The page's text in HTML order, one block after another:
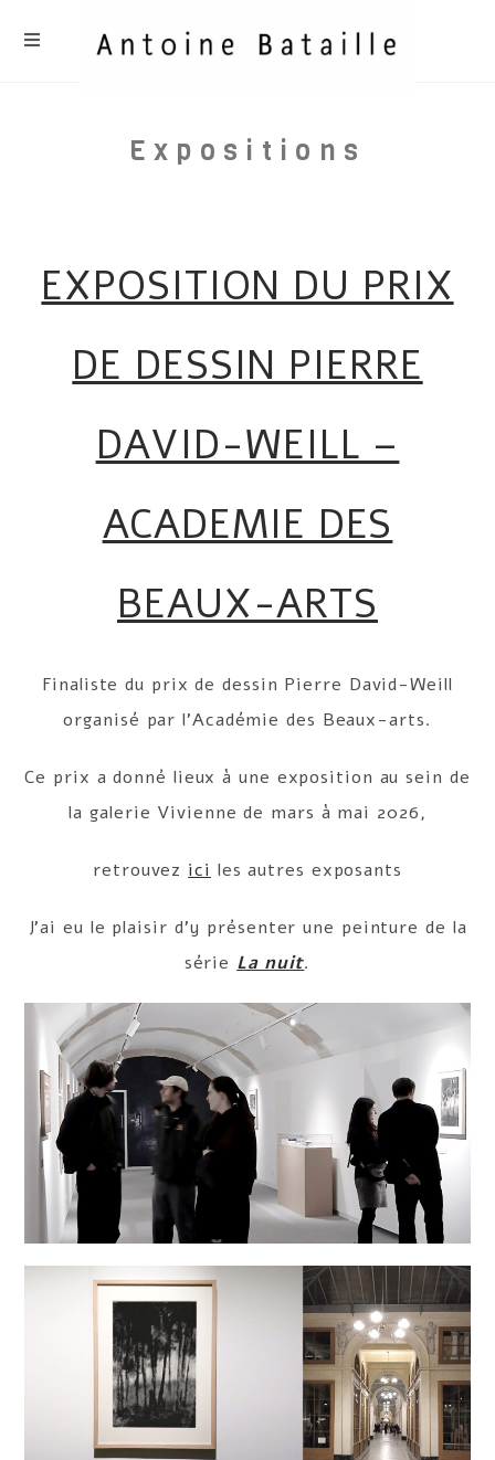
Expositions
EXPOSITION DU PRIX
DE DESSIN PIERRE
DAVID-WEILL –
ACADEMIE DES
BEAUX-ARTS
Finaliste du prix de dessin Pierre David-Weill
organisé par l’Académie des Beaux-arts.
Ce prix a donné lieux à une exposition au sein de
la galerie Vivienne de mars à mai 2026,
retrouvez ici les autres exposants
J’ai eu le plaisir d’y présenter une peinture de la
série La nuit.